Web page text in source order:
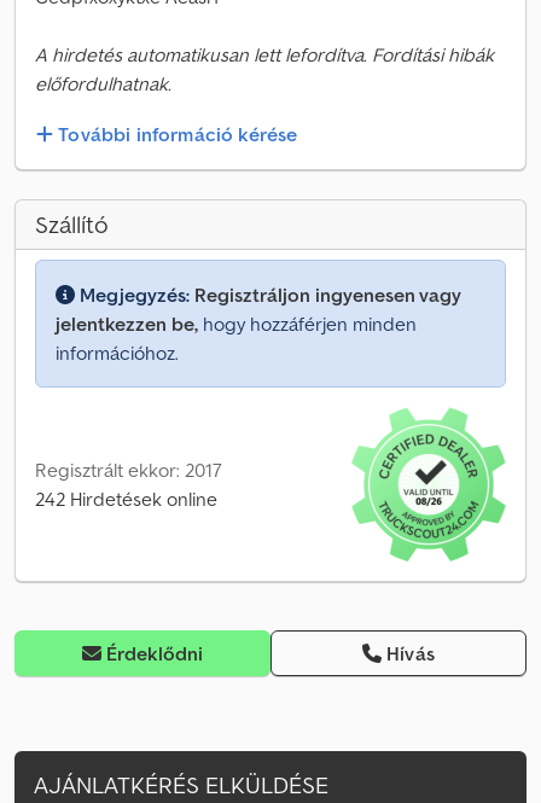
A hirdetés automatikusan lett lefordítva. Fordítási hibák
előfordulhatnak.
További információ kérése
Szállító
Megjegyzés: Regisztráljon ingyenesen vagy
jelentkezzen be, hogy hozzáférjen minden
információhoz.
Regisztrált ekkor: 2017
242 Hirdetések online
Érdeklődni Hívás
AJÁNLATKÉRÉS ELKÜLDÉSE